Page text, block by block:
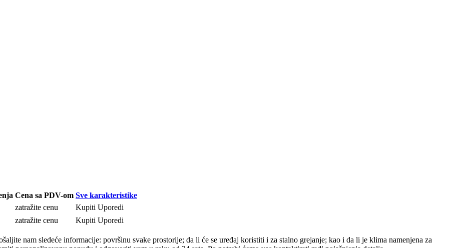
Cena sa PDV-om Sve karakteristike
zatražite cenu Kupiti Uporedi
zatražite cenu Kupiti Uporedi
nam sledeće informacije: površinu svake prostorije; da li će se uređaj koristiti i za stalno grejanje; kao i da li je klima namenjena za